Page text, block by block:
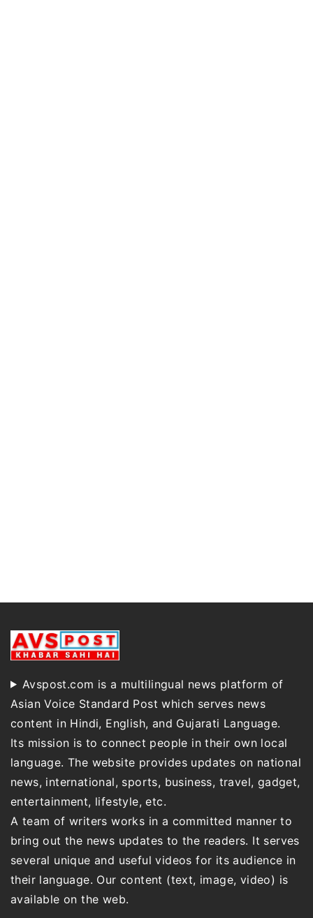
Avspost.com is a multilingual news platform of
Asian Voice Standard Post which serves news
content in Hindi, English, and Gujarati Language.
Its mission is to connect people in their own local
language. The website provides updates on national
news, international, sports, business, travel, gadget,
entertainment, lifestyle, etc.
A team of writers works in a committed manner to
bring out the news updates to the readers. It serves
several unique and useful videos for its audience in
their language. Our content (text, image, video) is
available on the web.